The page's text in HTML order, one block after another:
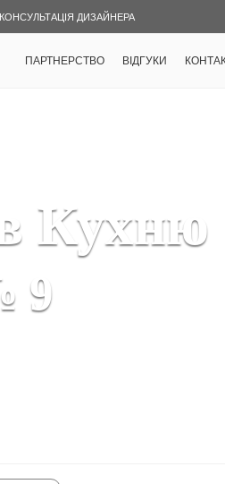
КОНСУЛЬТАЦІЯ ДИЗАЙНЕРА
ПАРТНЕРСТВО ВІДГУКИ
Кухню
9